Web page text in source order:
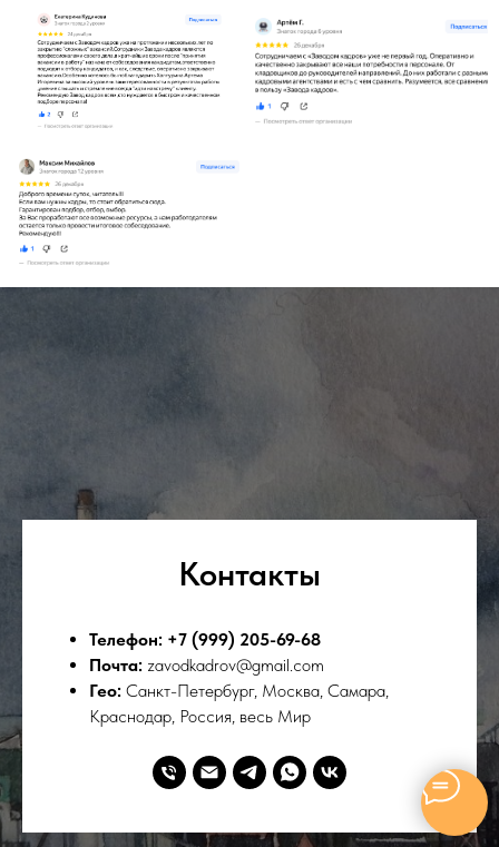
Контакты
Телефон: +7 (999) 205-69-68
Почта: zavodkadrov@gmail.com
Гео: Санкт-Петербург, Москва, Самара,
Краснодар, Россия, весь Мир